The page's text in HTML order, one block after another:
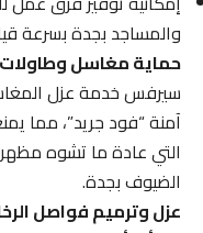
والمساجد بجدة بسرعة
حماية مغاسل وطاولات
سيرفس خدمة عزل المغاسل
آمنة “فود جريد”، مما
التي عادة ما تشوه مظهر
الضيوف بجدة.
عزل وترميم فواصل